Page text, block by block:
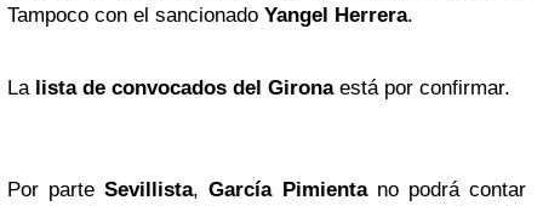
Tampoco con el sancionado Yangel Herrera.
Lalista de convocados del Gironaestá por confirmar.
Por parteSevillista,García Pimientano podrá contar